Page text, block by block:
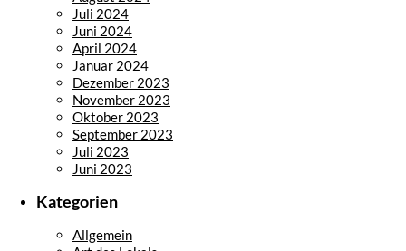
Juli 2024
Juni 2024
April 2024
Januar 2024
Dezember 2023
November 2023
Oktober 2023
September 2023
Juli 2023
Juni 2023
Kategorien
Allgemein